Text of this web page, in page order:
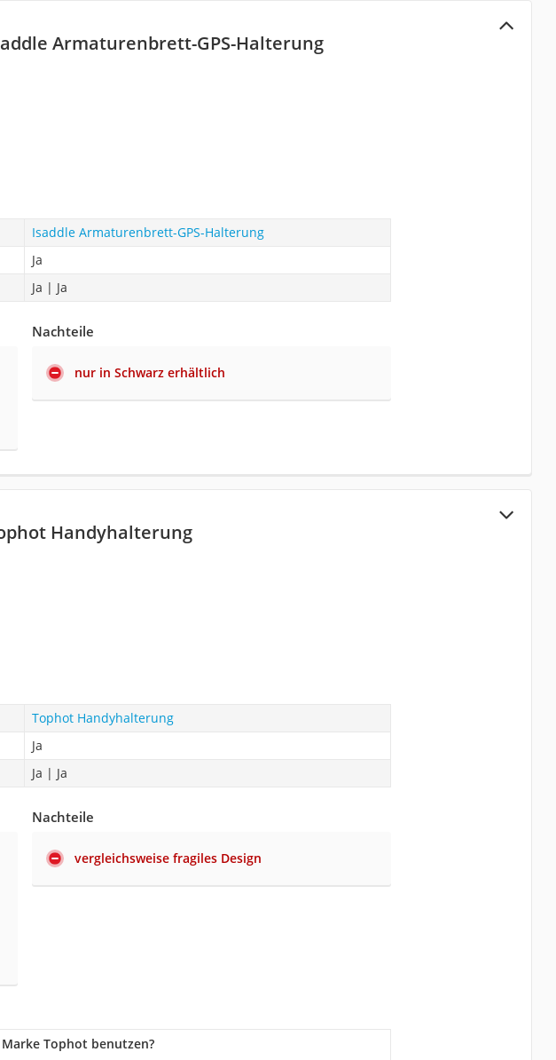
Armaturenbrett-GPS-Halterung
Isaddle Armaturenbrett-GPS-Halterung
Ja
Ja | Ja
Nachteile
nur in Schwarz erhältlich
Handyhalterung
Tophot Handyhalterung
Ja
Ja | Ja
Nachteile
vergleichsweise fragiles Design
Tophot benutzen?